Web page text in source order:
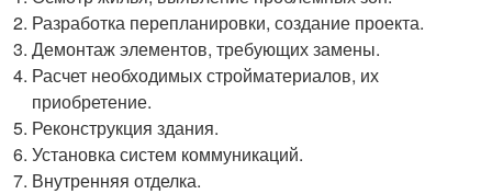
Разработка перепланировки, создание проекта.
Демонтаж элементов, требующих замены.
Расчет необходимых стройматериалов, их
приобретение.
Реконструкция здания.
Установка систем коммуникаций.
Внутренняя отделка.